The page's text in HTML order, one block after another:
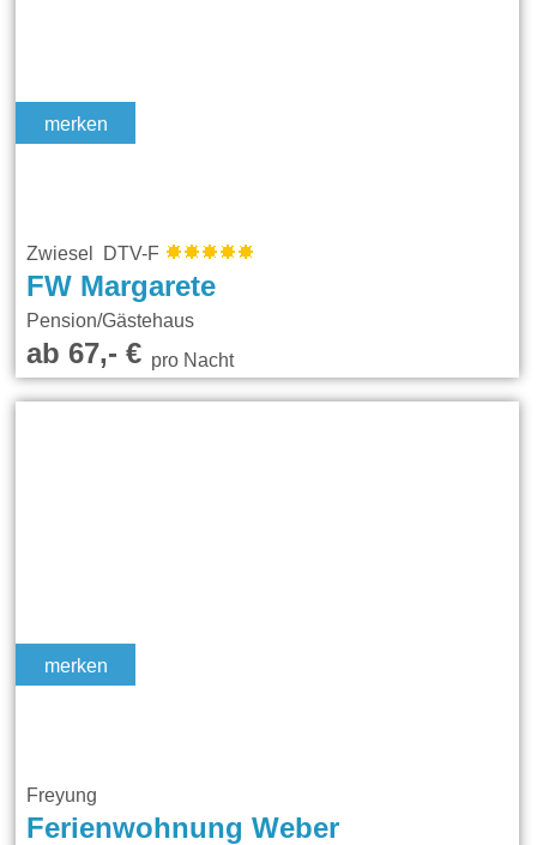
merken
Zwiesel DTV-F
FW Margarete
Pension/Gästehaus
ab 67,- €pro Nacht
merken
Freyung
Ferienwohnung Weber